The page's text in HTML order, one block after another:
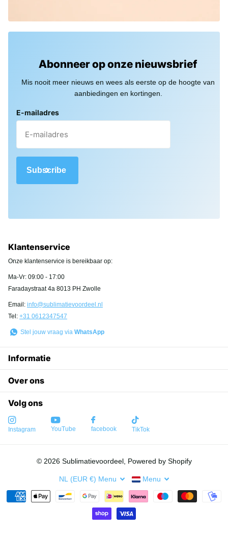
Abonneer op onze nieuwsbrief
Mis nooit meer nieuws en wees als eerste op de hoogte van
aanbiedingen en kortingen.
E-mailadres
Subscribe
Klantenservice
Onze klantenservice is bereikbaar op:
Ma-Vr: 09:00 - 17:00
Faradaystraat 4a 8013 PH Zwolle
Email: info@sublimatievoordeel.nl
Tel: +31 0612347547
Stel jouw vraag via WhatsApp
Informatie
Over ons
Volg ons
Instagram YouTube facebook TikTok
© 2026Sublimatievoordeel, Powered by Shopify
NL (EUR €) Menu Menu